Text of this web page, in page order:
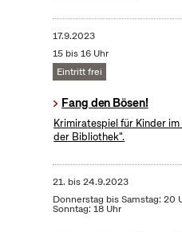
17.9.2023
15 bis 16 Uhr
Eintritt frei
Fang den Bösen!
Krimiratespiel für Kinder
der Bibliothek".
21. bis24.9.2023
Donnerstag bis Samstag: 20
Sonntag: 18 Uhr